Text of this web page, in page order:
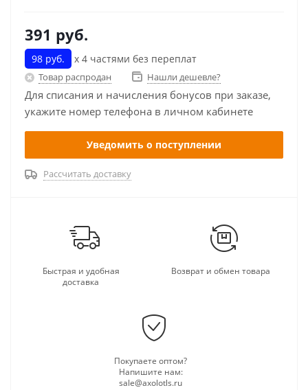
391 руб.
98 руб. х 4 частями без переплат
Товар распродан Нашли дешевле?
Для списания и начисления бонусов при заказе,
укажите номер телефона в личном кабинете
Уведомить о поступлении
Рассчитать доставку
Быстрая и удобная
доставка
Возврат и обмен товара
Покупаете оптом?
Напишите нам:
sale@axolotls.ru